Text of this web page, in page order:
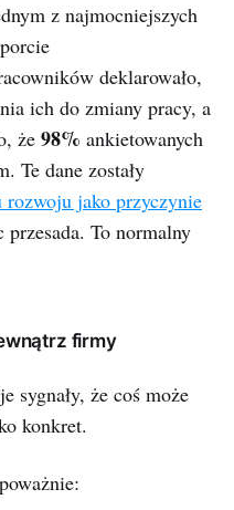
z najmocniejszych
deklarowało,
ich do zmiany pracy, a
że 98% ankietowanych
Te dane zostały
rozwoju jako przyczynie
To normalny
firmy
sygnały, że coś może
konkret.